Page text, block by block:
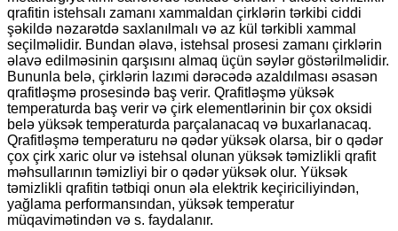
qrafitin istehsalı zamanı xammaldan çirklərin tərkibi ciddi
şəkildə nəzarətdə saxlanılmalı və az kül tərkibli xammal
seçilməlidir. Bundan əlavə, istehsal prosesi zamanı çirklərin
əlavə edilməsinin qarşısını almaq üçün səylər göstərilməlidir.
Bununla belə, çirklərin lazımi dərəcədə azaldılması əsasən
qrafitləşmə prosesində baş verir. Qrafitləşmə yüksək
temperaturda baş verir və çirk elementlərinin bir çox oksidi
belə yüksək temperaturda parçalanacaq və buxarlanacaq.
Qrafitləşmə temperaturu nə qədər yüksək olarsa, bir o qədər
çox çirk xaric olur və istehsal olunan yüksək təmizlikli qrafit
məhsullarının təmizliyi bir o qədər yüksək olur. Yüksək
təmizlikli qrafitin tətbiqi onun əla elektrik keçiriciliyindən,
yağlama performansından, yüksək temperatur
müqavimətindən və s. faydalanır.